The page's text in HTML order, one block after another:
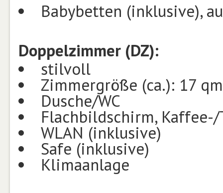
Babybetten (inklusive),
Doppelzimmer (DZ):
stilvoll
Zimmergröße (ca.): 17 qm
Dusche/WC
Flachbildschirm,
WLAN (inklusive)
Safe (inklusive)
Klimaanlage